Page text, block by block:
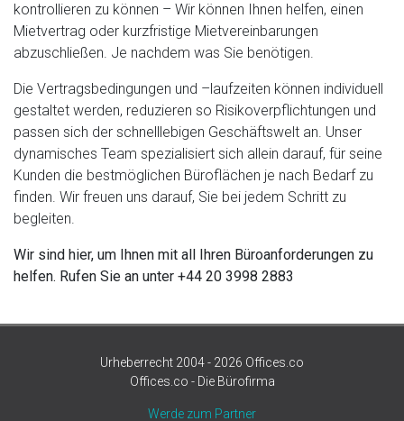
kontrollieren zu können – Wir können Ihnen helfen, einen
Mietvertrag oder kurzfristige Mietvereinbarungen
abzuschließen. Je nachdem was Sie benötigen.
Die Vertragsbedingungen und –laufzeiten können individuell
gestaltet werden, reduzieren so Risikoverpflichtungen und
passen sich der schnelllebigen Geschäftswelt an. Unser
dynamisches Team spezialisiert sich allein darauf, für seine
Kunden die bestmöglichen Büroflächen je nach Bedarf zu
finden. Wir freuen uns darauf, Sie bei jedem Schritt zu
begleiten.
Wir sind hier, um Ihnen mit all Ihren Büroanforderungen zu
helfen. Rufen Sie an unter +44 20 3998 2883
Urheberrecht 2004 - 2026 Offices.co
Offices.co - Die Bürofirma
Werde zum Partner